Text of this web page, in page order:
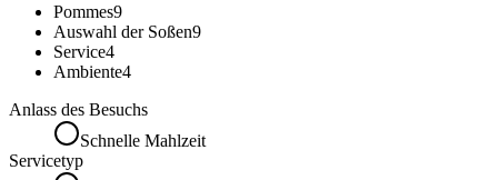
Pommes9
Auswahl der Soßen9
Service4
Ambiente4
Anlass des Besuchs
Schnelle Mahlzeit
Servicetyp